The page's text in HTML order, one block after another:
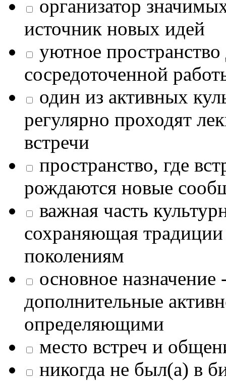
организатор
источник новых идей
уютное
сосредоточенной
один из активных
регулярно проходят
встречи
пространство, где
рождаются новые
важная часть
сохраняющая
поколениям
основное назначение
дополнительные
определяющими
место встреч и
никогда не был(а) в